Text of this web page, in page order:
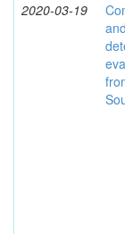
2020-03-19